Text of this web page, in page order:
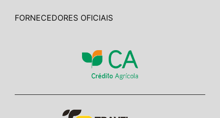
FORNECEDORES OFICIAIS